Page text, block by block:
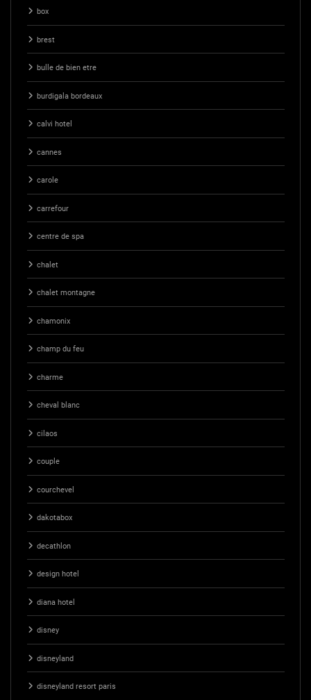
box
brest
bulle de bien etre
burdigala bordeaux
calvi hotel
cannes
carole
carrefour
centre de spa
chalet
chalet montagne
chamonix
champ du feu
charme
cheval blanc
cilaos
couple
courchevel
dakotabox
decathlon
design hotel
diana hotel
disney
disneyland
disneyland resort paris